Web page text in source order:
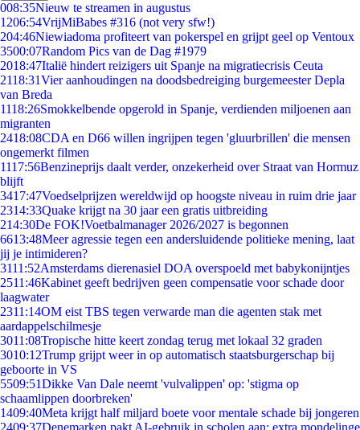
008:35Nieuw te streamen in augustus
1206:54VrijMiBabes #316 (not very sfw!)
204:46Niewiadoma profiteert van pokerspel en grijpt geel op Ventoux
3500:07Random Pics van de Dag #1979
2018:47Italië hindert reizigers uit Spanje na migratiecrisis Ceuta
2118:31Vier aanhoudingen na doodsbedreiging burgemeester Depla
van Breda
1118:26Smokkelbende opgerold in Spanje, verdienden miljoenen aan
migranten
2418:08CDA en D66 willen ingrijpen tegen 'gluurbrillen' die mensen
ongemerkt filmen
1117:56Benzineprijs daalt verder, onzekerheid over Straat van Hormuz
blijft
3417:47Voedselprijzen wereldwijd op hoogste niveau in ruim drie jaar
2314:33Quake krijgt na 30 jaar een gratis uitbreiding
214:30De FOK!Voetbalmanager 2026/2027 is begonnen
6613:48Meer agressie tegen een andersluidende politieke mening, laat
jij je intimideren?
3111:52Amsterdams dierenasiel DOA overspoeld met babykonijntjes
2511:46Kabinet geeft bedrijven geen compensatie voor schade door
laagwater
2311:14OM eist TBS tegen verwarde man die agenten stak met
aardappelschilmesje
3011:08Tropische hitte keert zondag terug met lokaal 32 graden
3010:12Trump grijpt weer in op automatisch staatsburgerschap bij
geboorte in VS
5509:51Dikke Van Dale neemt 'vulvalippen' op: 'stigma op
schaamlippen doorbreken'
1409:40Meta krijgt half miljard boete voor mentale schade bij jongeren
2409:37Denemarken pakt AI-gebruik in scholen aan: extra mondelinge